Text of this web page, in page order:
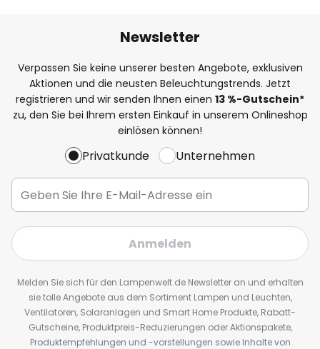
Newsletter
Verpassen Sie keine unserer besten Angebote, exklusiven
Aktionen und die neusten Beleuchtungstrends. Jetzt
registrieren und wir senden Ihnen einen 13 %-Gutschein*
zu, den Sie bei Ihrem ersten Einkauf in unserem Onlineshop
einlösen können!
Privatkunde Unternehmen
Anmelden
Melden Sie sich für den Lampenwelt.de Newsletter an und erhalten
sie tolle Angebote aus dem Sortiment Lampen und Leuchten,
Ventilatoren, Solaranlagen und Smart Home Produkte, Rabatt-
Gutscheine, Produktpreis-Reduzierungen oder Aktionspakete,
Produktempfehlungen und -vorstellungen sowie Inhalte von